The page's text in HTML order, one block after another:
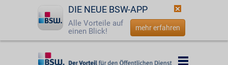
DIE NEUE BSW-APP
Alle Vorteile auf
einen Blick!
mehr erfahren
StartseiteStartseite